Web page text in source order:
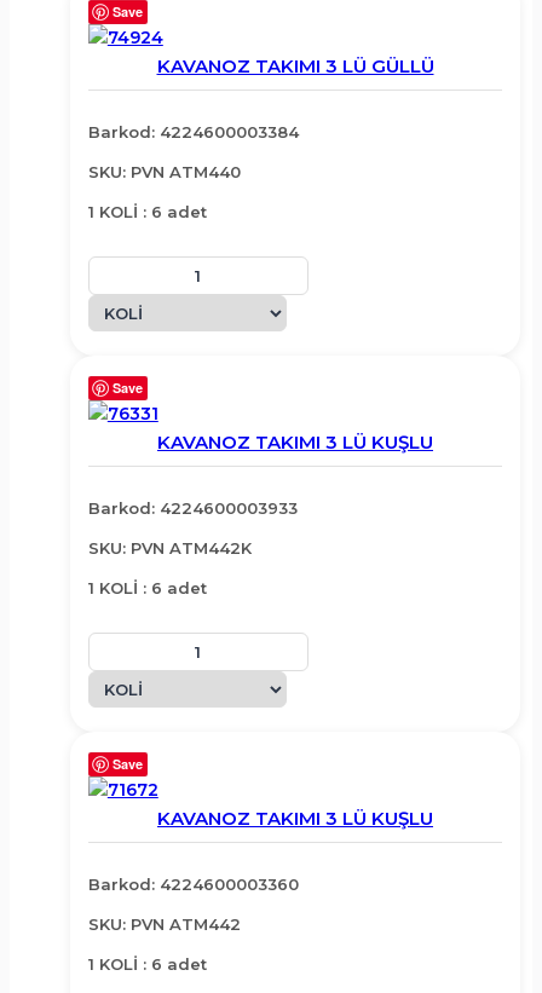
Save
KAVANOZ TAKIMI 3 LÜ GÜLLÜ
Barkod: 4224600003384
SKU: PVN ATM440
1 KOLİ : 6 adet
Save
KAVANOZ TAKIMI 3 LÜ KUŞLU
Barkod: 4224600003933
SKU: PVN ATM442K
1 KOLİ : 6 adet
Save
KAVANOZ TAKIMI 3 LÜ KUŞLU
Barkod: 4224600003360
SKU: PVN ATM442
1 KOLİ : 6 adet